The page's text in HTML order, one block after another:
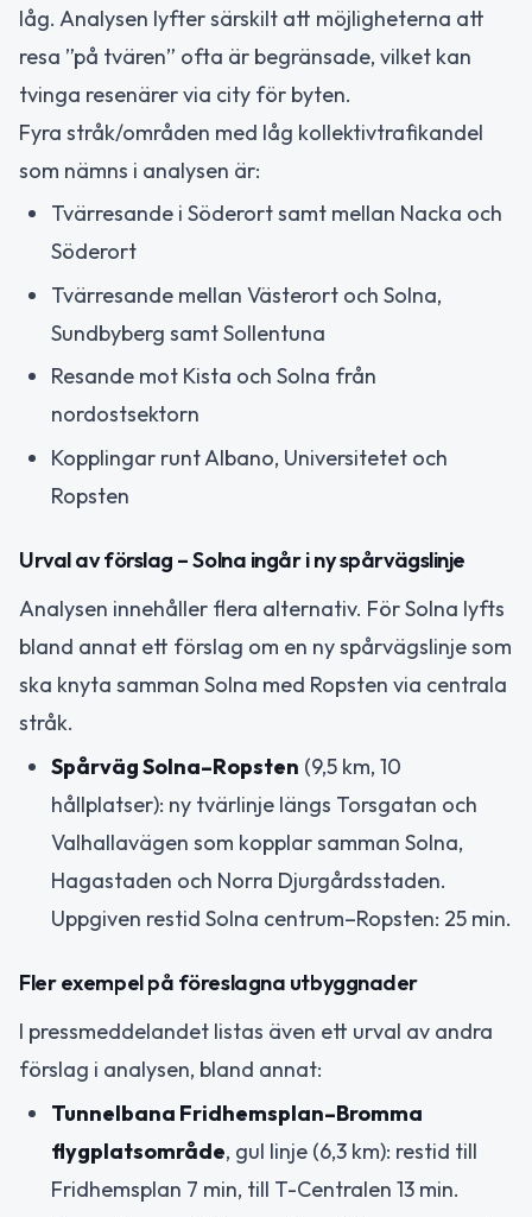
låg. Analysen lyfter särskilt att möjligheterna att
resa ”på tvären” ofta är begränsade, vilket kan
tvinga resenärer via city för byten.
Fyra stråk/områden med låg kollektivtrafikandel
som nämns i analysen är:
Tvärresande i Söderort samt mellan Nacka och
Söderort
Tvärresande mellan Västerort och Solna,
Sundbyberg samt Sollentuna
Resande mot Kista och Solna från
nordostsektorn
Kopplingar runt Albano, Universitetet och
Ropsten
Urval av förslag – Solna ingår i ny spårvägslinje
Analysen innehåller flera alternativ. För Solna lyfts
bland annat ett förslag om en ny spårvägslinje som
ska knyta samman Solna med Ropsten via centrala
stråk.
Spårväg Solna–Ropsten (9,5 km, 10
hållplatser): ny tvärlinje längs Torsgatan och
Valhallavägen som kopplar samman Solna,
Hagastaden och Norra Djurgårdsstaden.
Uppgiven restid Solna centrum–Ropsten: 25 min.
Fler exempel på föreslagna utbyggnader
I pressmeddelandet listas även ett urval av andra
förslag i analysen, bland annat:
Tunnelbana Fridhemsplan–Bromma
flygplatsområde, gul linje (6,3 km): restid till
Fridhemsplan 7 min, till T-Centralen 13 min.